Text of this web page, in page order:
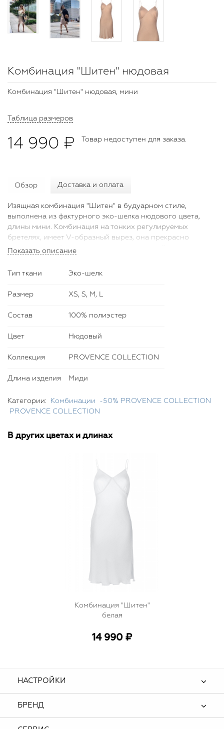
Комбинация "Шитен" нюдовая
Комбинация "Шитен" нюдовая, мини
Таблица размеров
14 990 ₽ Товар недоступен для заказа.
Обзор Доставка и оплата
Изящная комбинация "Шитен" в будуарном стиле,
выполнена из фактурного эко-шелка нюдового цвета,
длины мини. Комбинация на тонких регулируемых
бретелях, имеет V-образный вырез, она прекрасно
подчеркивает фигуру, и создает грациозный силуэт.
Показать описание
Тип ткани Эко-шелк
Размер XS, S, M, L
Состав 100% полиэстер
Цвет Нюдовый
Коллекция PROVENCE COLLECTION
Длина изделия Миди
Категории: Комбинации
-50% PROVENCE COLLECTION
PROVENCE COLLECTION
В других цветах и длинах
Комбинация "Шитен"
белая
14 990 ₽
НАСТРОЙКИ
БРЕНД